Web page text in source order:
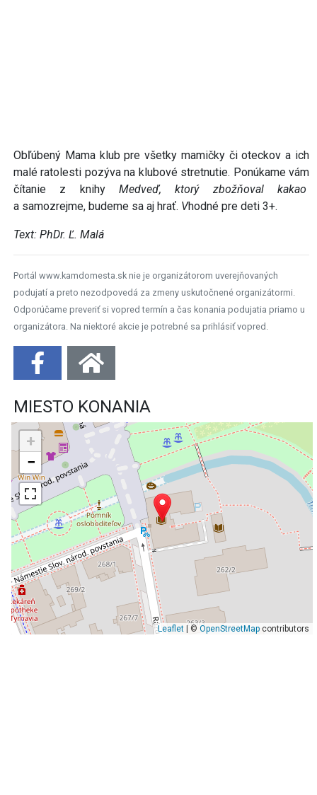
Obľúbený Mama klub pre všetky mamičky či oteckov a ich
malé ratolesti pozýva na klubové stretnutie. Ponúkame vám
čítanie z knihy Medveď, ktorý zbožňoval kakao
a samozrejme, budeme sa aj hrať. Vhodné pre deti 3+.
Text: PhDr. Ľ. Malá
Portál www.kamdomesta.sk nie je organizátorom uverejňovaných
podujatí a preto nezodpovedá za zmeny uskutočnené organizátormi.
Odporúčame preveriť si vopred termín a čas konania podujatia priamo u
organizátora. Na niektoré akcie je potrebné sa prihlásiť vopred.
MIESTO KONANIA
+
−
Leaflet| © OpenStreetMapcontributors